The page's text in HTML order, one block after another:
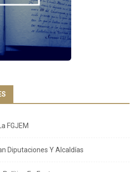
FGJEM
Diputaciones Y Alcaldías